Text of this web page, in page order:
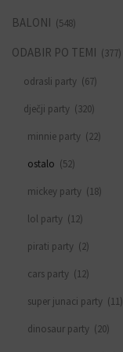
BALONI (548)
ODABIR PO TEMI (377)
odrasli party (67)
dječji party (320)
minnie party (22)
ostalo (52)
mickey party (18)
lol party (12)
pirati party (2)
cars party (12)
super junaci party (11)
dinosaur party (20)